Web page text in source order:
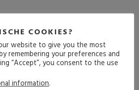
FOLGE VOR
COOKIES?
website to give you the most
remembering your preferences and
“Accept”, you consent to the use
information.